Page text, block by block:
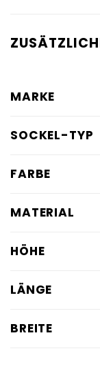
MARKE
SOCKEL-TYP
FARBE
MATERIAL
HÖHE
LÄNGE
BREITE